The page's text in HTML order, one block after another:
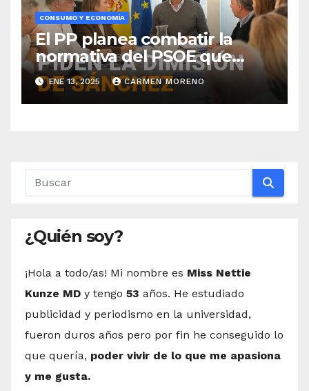
CONSUMO Y ECONOMÍA
El PP planea combatir la
normativa del PSOE que
restringe la acusación, sin
descartar protestas callejeras
ENE 13, 2025 CARMEN MORENO
¿Quién soy?
¡Hola a todo/as! Mi nombre es Miss Nettie
Kunze MD y tengo 53 años. He estudiado
publicidad y periodismo en la universidad,
fueron duros años pero por fin he conseguido lo
que quería, poder vivir de lo que me apasiona
y me gusta.